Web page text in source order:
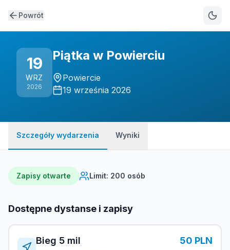
Powrót
19
WRZ
2026
Piątka w Powierciu
Powiercie
19 września 2026
Szczegóły wydarzenia Wyniki
Zapisy otwarte Limit: 200 osób
Dostępne dystanse i zapisy
Bieg 5 mil 50 PLN